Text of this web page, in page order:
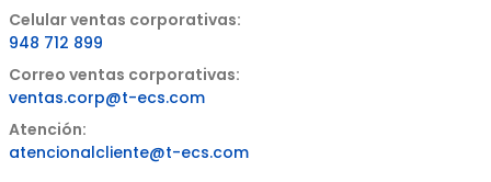
Celular ventas corporativas:
948 712 899
Correo ventas corporativas:
ventas.corp@t-ecs.com
Atención:
atencionalcliente@t-ecs.com